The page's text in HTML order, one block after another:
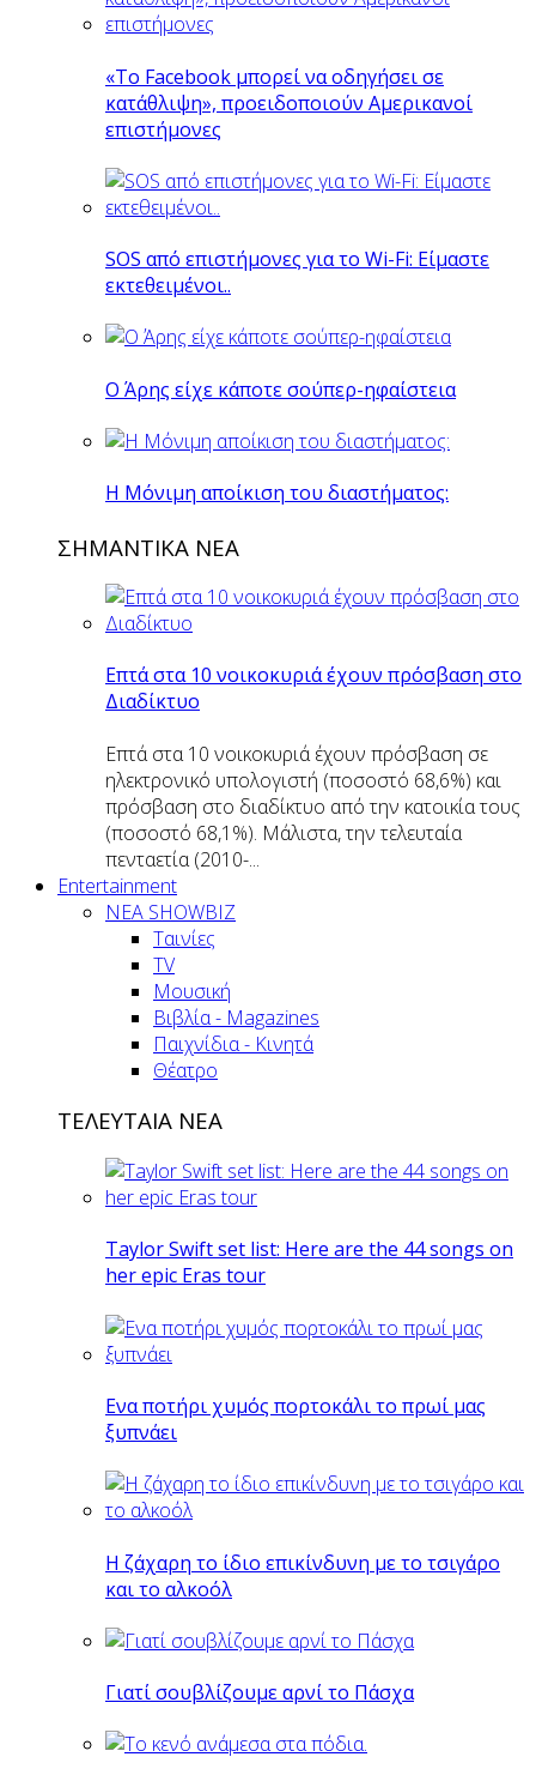
«Το Facebook μπορεί να οδηγήσει σε
κατάθλιψη», προειδοποιούν Αμερικανοί
επιστήμονες
SOS από επιστήμονες για το Wi-Fi: Είμαστε
εκτεθειμένοι..
O Άρης είχε κάποτε σούπερ-ηφαίστεια
H Mόνιμη αποίκιση του διαστήματος:
ΣΗΜΑΝΤΙΚΑ ΝΕΑ
Επτά στα 10 νοικοκυριά έχουν πρόσβαση στο
Διαδίκτυο
Επτά στα 10 νοικοκυριά έχουν πρόσβαση σε
ηλεκτρονικό υπολογιστή (ποσοστό 68,6%) και
πρόσβαση στο διαδίκτυο από την κατοικία τους
(ποσοστό 68,1%). Μάλιστα, την τελευταία
πενταετία (2010-...
Entertainment
ΝΕΑ SHOWBIZ
Ταινίες
TV
Μουσική
Βιβλία - Magazines
Παιχνίδια - Κινητά
Θέατρο
ΤΕΛΕΥΤΑΙΑ ΝΕΑ
Taylor Swift set list: Here are the 44 songs on
her epic Eras tour
Eνα ποτήρι χυμός πορτοκάλι το πρωί μας
ξυπνάει
Η ζάχαρη το ίδιο επικίνδυνη με το τσιγάρο
και το αλκοόλ
Γιατί σουβλίζουμε αρνί το Πάσχα